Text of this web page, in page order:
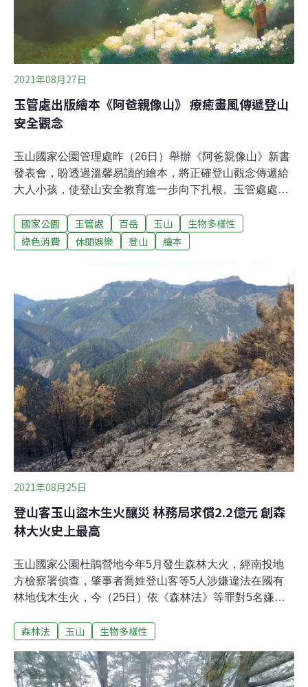
2021年08月27日
玉管處出版繪本《阿爸親像山》 療癒畫風傳遞登山
安全觀念
玉山國家公園管理處昨（26日）舉辦《阿爸親像山》新書
發表會，盼透過溫馨易讀的繪本，將正確登山觀念傳遞給
大人小孩，使登山安全教育進一步向下扎根。玉管處處長
很重要，望每一位登山客，不論年紀大小，都可理解入山
後為自己負責的重要性。不光是「開放山林」 正確登山觀
宣達登山的正確觀念與知識，建立以山為本的教育方向，
讓每一位登山客都能為自己的行為負責。玉管處長鍾銘山
表示，自從開放山林之後，管理處不再以危險為由禁止民
眾入山，他笑說，雖然工作業務量因此更加繁重、山難事
件也相對多了一點，但隨著教育觸及更多的人，山友們也
逐漸可以為自己負責。
國家公園 玉管處 百岳 玉山
生物多樣性
綠色消費
休閒娛樂 登山 繪本
2021年08月25日
登山客玉山盜木生火釀災 林務局求償2.2億元 創森
林大火史上最高
玉山國家公園杜鵑營地今年5月發生森林大火，經南投地
方檢察署偵查，肇事者喬姓登山客等5人涉嫌違法在國有
林地伐木生火，今（25日）依《森林法》等罪對5名嫌犯
受損森林之生態服務價值，向5人求償新台幣2.2億餘元，
起訴 地檢署盼從重量刑玉山八通關杜鵑營地5月16日發生
火警，由於當地為山谷地形，火勢沿著山坡迅速蔓延，使
森林法 玉山 生物多樣性